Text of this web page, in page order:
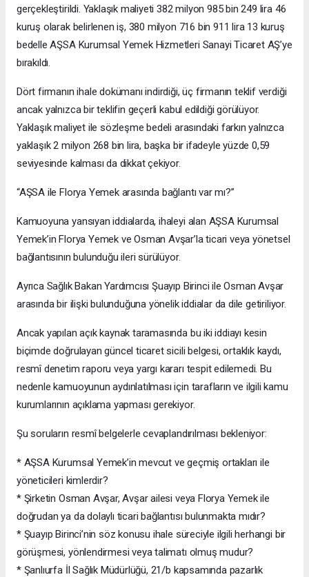
gerçekleştirildi. Yaklaşık maliyeti 382 milyon 985 bin 249 lira 46
kuruş olarak belirlenen iş, 380 milyon 716 bin 911 lira 13 kuruş
bedelle AŞSA Kurumsal Yemek Hizmetleri Sanayi Ticaret AŞ’ye
bırakıldı.
Dört firmanın ihale dokümanı indirdiği, üç firmanın teklif verdiği
ancak yalnızca bir teklifin geçerli kabul edildiği görülüyor.
Yaklaşık maliyet ile sözleşme bedeli arasındaki farkın yalnızca
yaklaşık 2 milyon 268 bin lira, başka bir ifadeyle yüzde 0,59
seviyesinde kalması da dikkat çekiyor.
“AŞSA ile Florya Yemek arasında bağlantı var mı?”
Kamuoyuna yansıyan iddialarda, ihaleyi alan AŞSA Kurumsal
Yemek’in Florya Yemek ve Osman Avşar’la ticari veya yönetsel
bağlantısının bulunduğu ileri sürülüyor.
Ayrıca Sağlık Bakan Yardımcısı Şuayıp Birinci ile Osman Avşar
arasında bir ilişki bulunduğuna yönelik iddialar da dile getiriliyor.
Ancak yapılan açık kaynak taramasında bu iki iddiayı kesin
biçimde doğrulayan güncel ticaret sicili belgesi, ortaklık kaydı,
resmî denetim raporu veya yargı kararı tespit edilemedi. Bu
nedenle kamuoyunun aydınlatılması için tarafların ve ilgili kamu
kurumlarının açıklama yapması gerekiyor.
Şu soruların resmî belgelerle cevaplandırılması bekleniyor:
* AŞSA Kurumsal Yemek’in mevcut ve geçmiş ortakları ile
yöneticileri kimlerdir?
* Şirketin Osman Avşar, Avşar ailesi veya Florya Yemek ile
doğrudan ya da dolaylı ticari bağlantısı bulunmakta mıdır?
* Şuayıp Birinci’nin söz konusu ihale süreciyle ilgili herhangi bir
görüşmesi, yönlendirmesi veya talimatı olmuş mudur?
* Şanlıurfa İl Sağlık Müdürlüğü, 21/b kapsamında pazarlık